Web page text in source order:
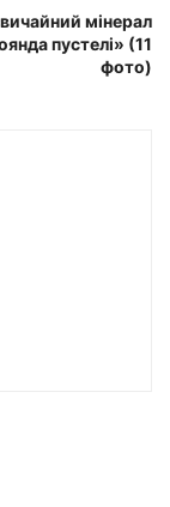
мінерал
пустелі» (11
фото)